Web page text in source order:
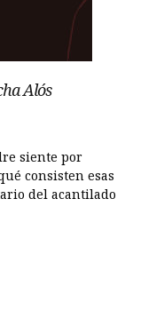
Alós
siente por
consisten esas
del acantilado